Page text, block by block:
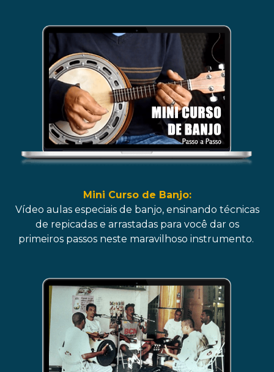
Mini Curso de Banjo:
Vídeo aulas especiais de banjo, ensinando técnicas
de repicadas e arrastadas para você dar os
primeiros passos neste maravilhoso instrumento.